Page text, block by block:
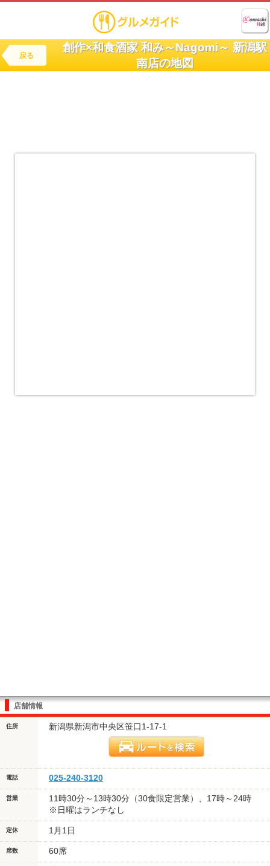
戻る
創作×和食酒家 和み～Nagomi～ 新潟駅
南店の地図
店舗情報
住所 新潟県新潟市中央区笹口1-17-1
電話 025-240-3120
営業
11時30分～13時30分（30食限定営業）、17時～24時
※日曜はランチなし
定休 1月1日
席数 60席